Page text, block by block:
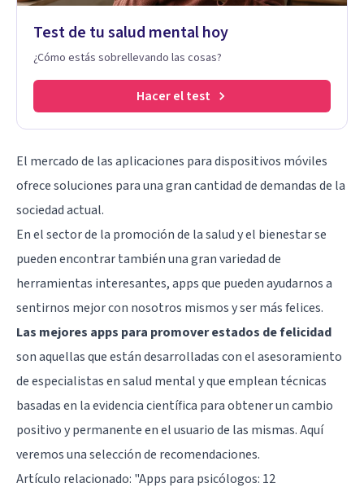
Test de tu salud mental hoy
¿Cómo estás sobrellevando las cosas?
Hacer el test
El mercado de las aplicaciones para dispositivos móviles
ofrece soluciones para una gran cantidad de demandas de la
sociedad actual.
En el sector de la promoción de la salud y el bienestar se
pueden encontrar también una gran variedad de
herramientas interesantes, apps que pueden ayudarnos a
sentirnos mejor con nosotros mismos y ser más felices.
Las mejores apps para promover estados de felicidad
son aquellas que están desarrolladas con el asesoramiento
de especialistas en salud mental y que emplean técnicas
basadas en la evidencia científica para obtener un cambio
positivo y permanente en el usuario de las mismas. Aquí
veremos una selección de recomendaciones.
Artículo relacionado: "Apps para psicólogos: 12